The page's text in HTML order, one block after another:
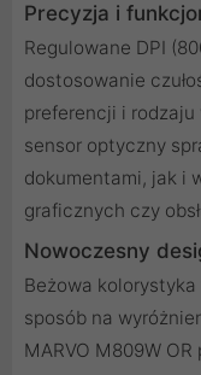
Precyzja i
Regulowane DPI
dostosowanie
preferencji i
sensor optyczny
dokumentami, jak i
graficznych czy
Nowoczesny
Beżowa
sposób na
MARVO M809W